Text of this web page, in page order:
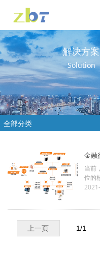
首页
关于我们
产品中心
解决方案
资料下载
服务支持
在线购买
联系我们
云平台
全部分类
解决方案
Solution
金融
当前
位的
点保
行
化相
上一页 1/1